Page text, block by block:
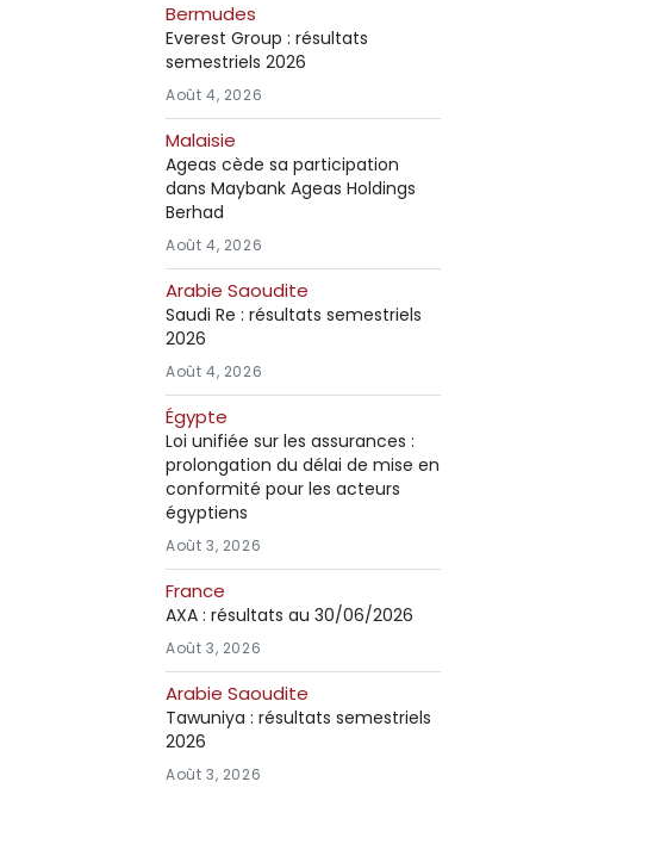
Bermudes
Everest Group : résultats
semestriels 2026
Août 4, 2026
Malaisie
Ageas cède sa participation
dans Maybank Ageas Holdings
Berhad
Août 4, 2026
Arabie Saoudite
Saudi Re : résultats semestriels
2026
Août 4, 2026
Égypte
Loi unifiée sur les assurances :
prolongation du délai de mise en
conformité pour les acteurs
égyptiens
Août 3, 2026
France
AXA : résultats au 30/06/2026
Août 3, 2026
Arabie Saoudite
Tawuniya : résultats semestriels
2026
Août 3, 2026